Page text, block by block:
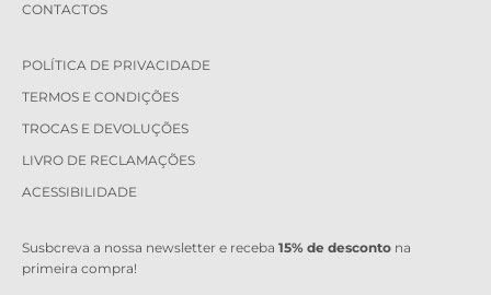
CONTACTOS
POLÍTICA DE PRIVACIDADE
TERMOS E CONDIÇÕES
TROCAS E DEVOLUÇÕES
LIVRO DE RECLAMAÇÕES
ACESSIBILIDADE
Susbcreva a nossa newsletter e receba 15% de desconto na
primeira compra!